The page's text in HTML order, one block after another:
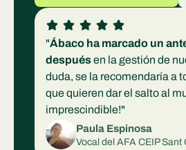
"Ábaco ha marcado un
después en la gestión de
duda, se la recomendaría a
que quieren dar el salto al
imprescindible!"
Paula Espinosa
Vocal del AFA CEIP Sant